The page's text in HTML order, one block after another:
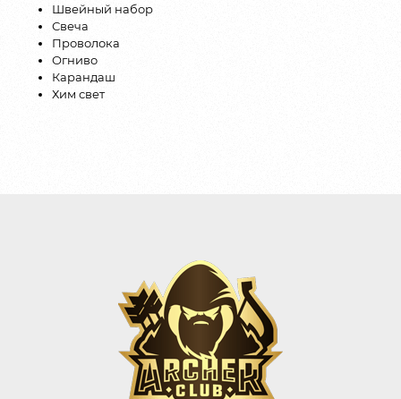
Швейный набор
Свеча
Проволока
Огниво
Карандаш
Хим свет